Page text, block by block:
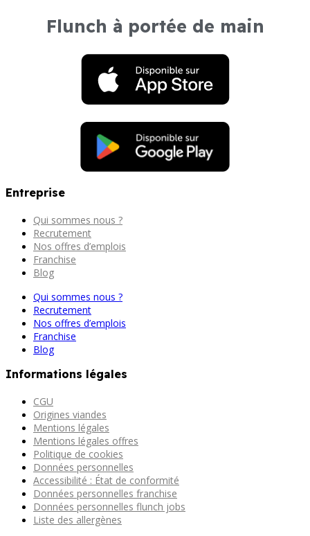
Flunch à portée de main
Entreprise
Qui sommes nous ?
Recrutement
Nos offres d’emplois
Franchise
Blog
Qui sommes nous ?
Recrutement
Nos offres d’emplois
Franchise
Blog
Informations légales
CGU
Origines viandes
Mentions légales
Mentions légales offres
Politique de cookies
Données personnelles
Accessibilité : État de conformité
Données personnelles franchise
Données personnelles flunch jobs
Liste des allergènes